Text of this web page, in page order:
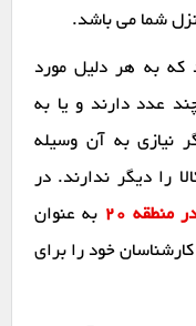
که به هر دلیل مورد
عدد دارند و یا به
نیازی به آن وسیله
را دیگر ندارند. در
20
به عنوان
خود را برای